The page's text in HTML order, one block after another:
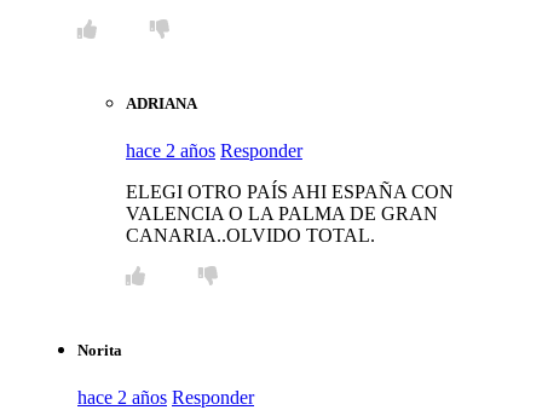
ADRIANA
hace 2 años Responder
ELEGI OTRO PAÍS AHI ESPAÑA CON
VALENCIA O LA PALMA DE GRAN
CANARIA..OLVIDO TOTAL.
Norita
hace 2 años Responder